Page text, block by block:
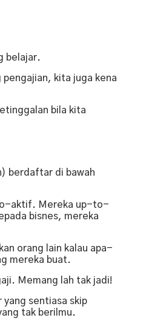
belajar.
pengajian, kita juga kena
bila kita
berdaftar di bawah
aktif. Mereka up-to-
bisnes, mereka
orang lain kalau apa-
mereka buat.
Memang lah tak jadi!
sentiasa skip
tak berilmu.